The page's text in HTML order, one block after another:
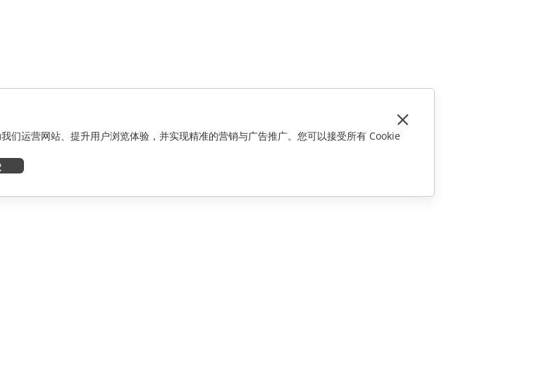
们运营网站、提升用户浏览体验，并实现精准的营销与广告推广。您可以接受所有 Cookie